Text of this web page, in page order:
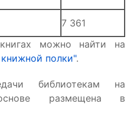
7 361
можно найти на
полки".
библиотекам на
основе размещена в